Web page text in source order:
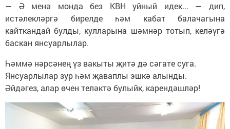
— Ә менә монда без КВН уйный идек... — дип,
истәлекләргә бирелде һәм кабат балачагына
кайткандай булды, кулларына шәмнәр тотып, келәүгә
баскан янсуарлылар.
Һәммә нәрсәнең үз вакыты җитә дә сәгате суга.
Янсуарлылар зур һәм җаваплы эшкә алынды.
Әйдәгез, алар өчен теләктә булыйк, карендәшләр!